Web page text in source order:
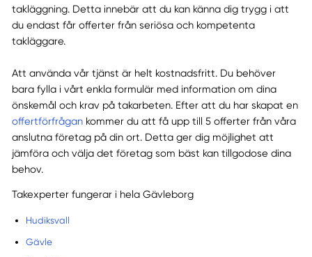
takläggning. Detta innebär att du kan känna dig trygg i att
du endast får offerter från seriösa och kompetenta
takläggare.
Att använda vår tjänst är helt kostnadsfritt. Du behöver
bara fylla i vårt enkla formulär med information om dina
önskemål och krav på takarbeten. Efter att du har skapat en
offertförfrågankommer du att få upp till 5 offerter från våra
anslutna företag på din ort. Detta ger dig möjlighet att
jämföra och välja det företag som bäst kan tillgodose dina
behov.
Takexperter fungerar i hela Gävleborg
Hudiksvall
Gävle